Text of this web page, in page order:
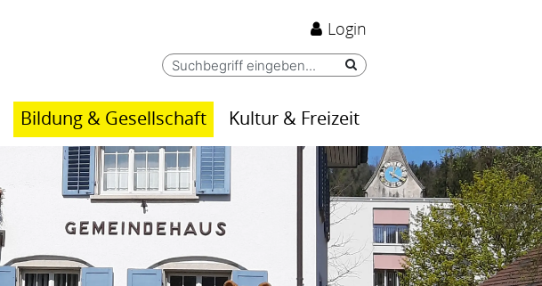
Login
Bildung & Gesellschaft Kultur & Freizeit